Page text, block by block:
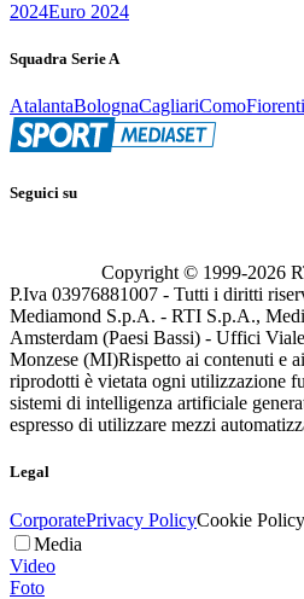
2024Euro 2024
Squadra Serie A
AtalantaBolognaCagliariComo
Seguici su
Copyright © 1999-2026
P.Iva 03976881007 - Tutti i diritti
Mediamond S.p.A. - RTI S.p.A.,
Amsterdam (Paesi Bassi) - Uffici
Monzese (MI)Rispetto ai contenuti e
riprodotti è vietata ogni utilizzazione
sistemi di intelligenza artificiale
espresso di utilizzare mezzi
Legal
CorporatePrivacy PolicyCookie Policy
Media
Video
Foto